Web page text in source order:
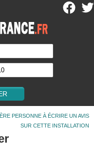
PERSONNE À ÉCRIRE UN AVIS
SUR CETTE INSTALLATION